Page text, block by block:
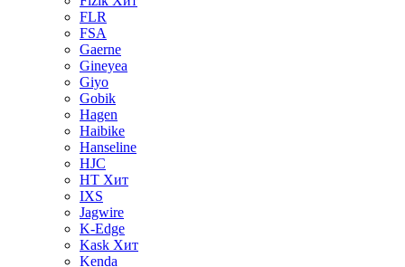
FLR
FSA
Gaerne
Gineyea
Giyo
Gobik
Hagen
Haibike
Hanseline
HJC
HT Хит
IXS
Jagwire
K-Edge
Kask Хит
Kenda